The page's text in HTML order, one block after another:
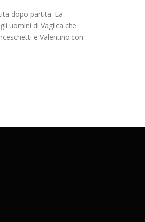
dopo partita. La
uomini di Vaglica che
e Valentino con